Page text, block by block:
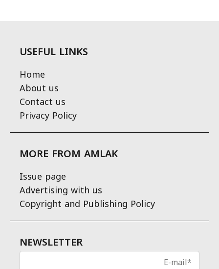
USEFUL LINKS
Home
About us
Contact us
Privacy Policy
MORE FROM AMLAK
Issue page
Advertising with us
Copyright and Publishing Policy
NEWSLETTER